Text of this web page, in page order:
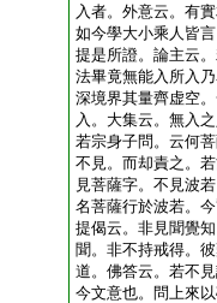
入者。外意云。有
如今學大小乘人皆
提是所證。論主云
法畢竟無能入所入
深境界其量齊虚空
入。大集云。無入
若宗身子問。云何
不見。而却責之。
見菩薩字。不見波
名菩薩行於波若。
提偈云。非見聞覺
聞。非不持戒得。
道。佛答云。若不
今文意也。問上來